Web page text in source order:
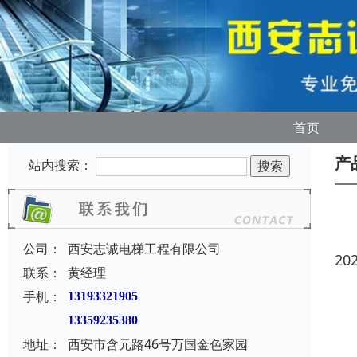
首页
站内搜索：
公司：
西安志诚电梯工程有限公司
联系：
黄经理
手机：
13193321905
13359235380
地址： 西安市含元路46号万国金色家园
产